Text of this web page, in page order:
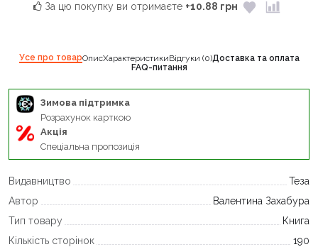
За цю покупку ви отримаєте +10.88 грн
Усе про товарОписХарактеристикиВідгуки (0)Доставка та оплата
FAQ-питання
Зимова підтримка
Розрахунок карткою
Акція
Спеціальна пропозиція
Видавництво
Теза
Автор
Валентина Захабура
Тип товару
Книга
Кількість сторінок
190